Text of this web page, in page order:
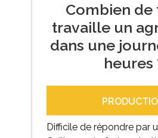
Combien de
travaille un
dans une
heures
Difficile de répondre par